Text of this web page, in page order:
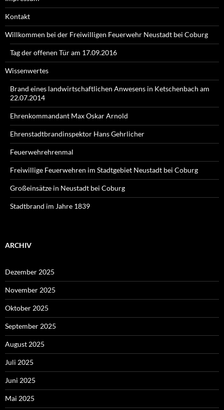
Kontakt
Willkommen bei der Freiwilligen Feuerwehr Neustadt bei Coburg
Tag der offenen Tür am 17.09.2016
Wissenwertes
Brand eines landwirtschaftlichen Anwesens in Ketschenbach am
22.07.2014
Ehrenkommandant Max Oskar Arnold
Ehrenstadtbrandinspektor Hans Gehrlicher
Feuerwehrehrenmal
Freiwillige Feuerwehren im Stadtgebiet Neustadt bei Coburg
Großeinsätze in Neustadt bei Coburg
Stadtbrand im Jahre 1839
ARCHIV
Dezember 2025
November 2025
Oktober 2025
September 2025
August 2025
Juli 2025
Juni 2025
Mai 2025